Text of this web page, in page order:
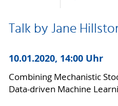
Talk by Jane
10.01.2020, 14:00 Uhr
Combining Mechanistic
Data-driven Machine